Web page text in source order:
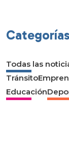
Categorías
Todas las
Tránsito
Educación